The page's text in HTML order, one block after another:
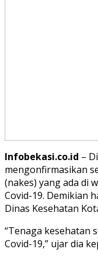
Infobekasi.co.id –
mengonfirmasikan
(nakes) yang ada di
Covid-19. Demikian
Dinas Kesehatan
“Tenaga kesehatan
Covid-19,” ujar dia